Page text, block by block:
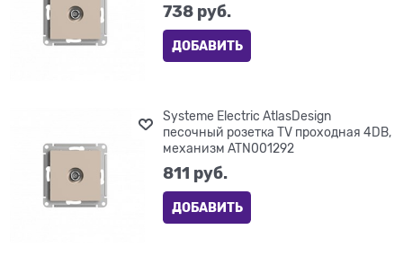
738 руб.
ДОБАВИТЬ
Systeme Electric AtlasDesign
песочный розетка TV проходная 4DB,
механизм ATN001292
811 руб.
ДОБАВИТЬ